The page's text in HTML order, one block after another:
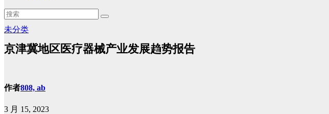
未分类
京津冀地区医疗器械产业发展趋势报告
作者808, ab
3 月 15, 2023